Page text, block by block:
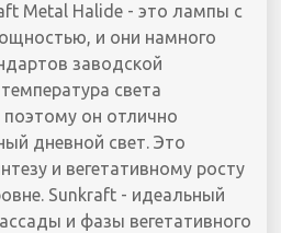
Metal Halide - это лампы с
и они намного
заводской
света
поэтому он отлично
дневной свет. Это
и вегетативному росту
Sunkraft - идеальный
и фазы вегетативного